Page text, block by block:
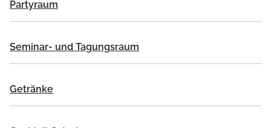
Partyraum
Seminar- und Tagungsraum
Getränke